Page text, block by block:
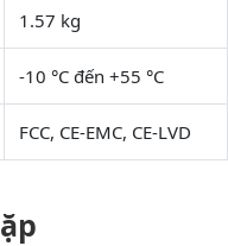
1.57 kg
-10 °C đến +55 °C
FCC, CE-EMC, CE-LVD